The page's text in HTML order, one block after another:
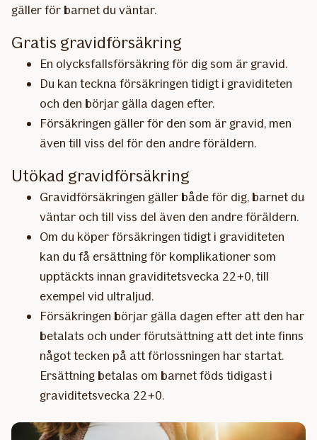
gäller för barnet du väntar.
Gratis gravidförsäkring
En olycksfallsförsäkring för dig som är gravid.
Du kan teckna försäkringen tidigt i graviditeten
och den börjar gälla dagen efter.
Försäkringen gäller för den som är gravid, men
även till viss del för den andre föräldern.
Utökad gravidförsäkring
Gravidförsäkringen gäller både för dig, barnet du
väntar och till viss del även den andre föräldern.
Om du köper försäkringen tidigt i graviditeten
kan du få ersättning för komplikationer som
upptäckts innan graviditetsvecka 22+0, till
exempel vid ultraljud.
Försäkringen börjar gälla dagen efter att den har
betalats och under förutsättning att det inte finns
något tecken på att förlossningen har startat.
Ersättning betalas om barnet föds tidigast i
graviditetsvecka 22+0.